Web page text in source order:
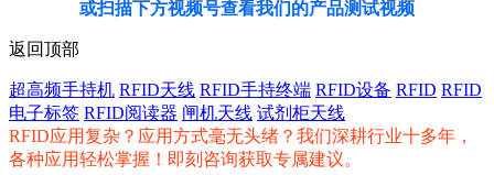
或扫描下方视频号查看我们的产品测试视频
返回顶部
超高频手持机 RFID天线 RFID手持终端 RFID设备 RFID RFID
电子标签 RFID阅读器 闸机天线 试剂柜天线
RFID应用复杂？应用方式毫无头绪？我们深耕行业十多年，
各种应用轻松掌握！即刻咨询获取专属建议。